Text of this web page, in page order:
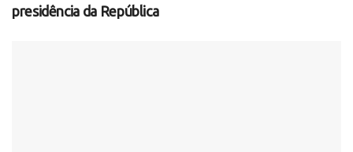
presidência da República